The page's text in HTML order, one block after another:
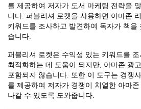
를 제공하여 저자가 도서 마케팅 전략을
니다. 퍼블리셔 로켓을 사용하면 아마존
키워드를 조사하고 발견하여 독자가 책을
습니다.
퍼블리셔 로켓은 수익성 있는 키워드를
최적화하는 데 도움이 되지만, 아마존 광
포함되지 않습니다. 또한 이 도구는 경쟁
를 제공하여 저자가 경쟁이 치열한 아마
나갈 수 있도록 도와줍니다.